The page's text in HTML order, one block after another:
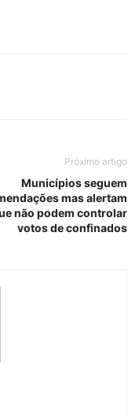
Próximo artigo
Municípios seguem
mas alertam
não podem controlar
votos de confinados